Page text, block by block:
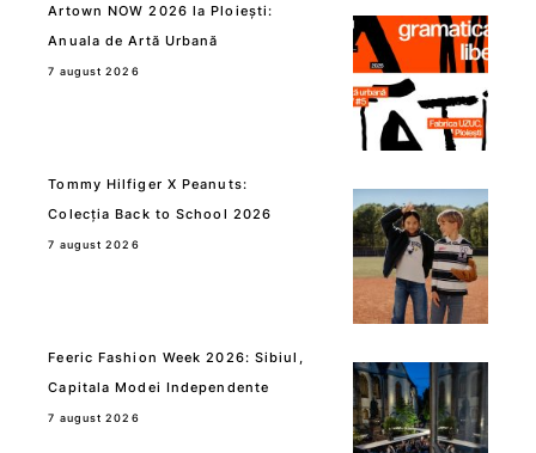
Artown NOW 2026 la Ploiești:
Anuala de Artă Urbană
7 august 2026
Tommy Hilfiger X Peanuts:
Colecția Back to School 2026
7 august 2026
Feeric Fashion Week 2026: Sibiul,
Capitala Modei Independente
7 august 2026